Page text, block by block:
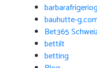
bauhutte-
Bet365
bettilt
betting